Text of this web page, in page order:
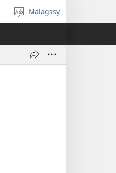
Hifidy
fiteny
Malagasy